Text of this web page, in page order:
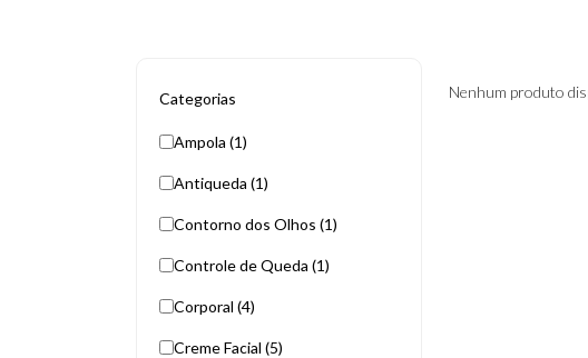
Categorias
Ampola (1)
Antiqueda (1)
Contorno dos Olhos (1)
Controle de Queda (1)
Corporal (4)
Creme Facial (5)
Nenhum produto